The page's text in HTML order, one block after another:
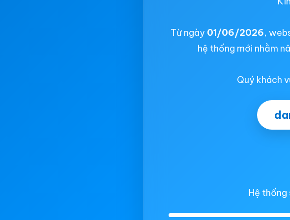
Từ ngày 01/06/2026,
hệ thống mới nhằm
Quý khách
Hệ thống